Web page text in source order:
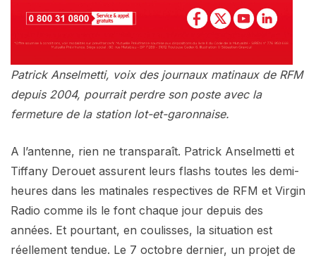
Patrick Anselmetti, voix des journaux matinaux de RFM
depuis 2004, pourrait perdre son poste avec la
fermeture de la station lot-et-garonnaise.
A l’antenne, rien ne transparaît. Patrick Anselmetti et
Tiffany Derouet assurent leurs flashs toutes les demi-
heures dans les matinales respectives de RFM et Virgin
Radio comme ils le font chaque jour depuis des
années. Et pourtant, en coulisses, la situation est
réellement tendue. Le 7 octobre dernier, un projet de